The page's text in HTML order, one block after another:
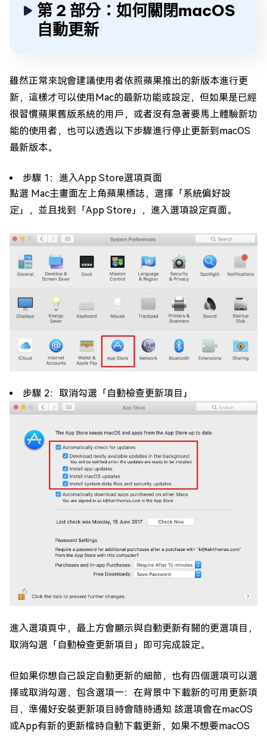
第 2 部分：如何關閉macOS
自動更新
雖然正常來說會建議使用者依照蘋果推出的新版本進行更
新，這樣才可以使用Mac的最新功能或設定，但如果是已經
很習慣蘋果舊版系統的用戶，或者沒有急著要馬上體驗新功
能的使用者，也可以透過以下步驟進行停止更新到macOS
最新版本。
步驟 1：進入App Store選項頁面
點選 Mac主畫面左上角蘋果標誌，選擇「系統偏好設
定」，並且找到「App Store」，進入選項設定頁面。
步驟 2：取消勾選「自動檢查更新項目」
進入選項頁中，最上方會顯示與自動更新有關的更選項目，
取消勾選「自動檢查更新項目」即可完成設定。
但如果你想自己設定自動更新的細節，也有四個選項可以選
擇或取消勾選，包含選項一：在背景中下載新的可用更新項
目，準備好安裝更新項目時會隨時通知 該選項會在macOS
或App有新的更新檔時自動下載更新，如果不想要macOS